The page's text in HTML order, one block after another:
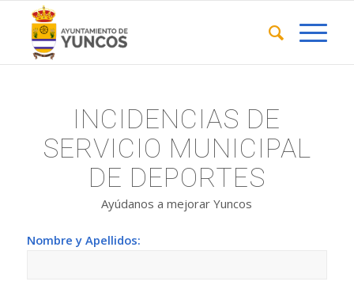
INCIDENCIAS DE
SERVICIO MUNICIPAL
DE DEPORTES
Ayúdanos a mejorar Yuncos
Nombre y Apellidos: